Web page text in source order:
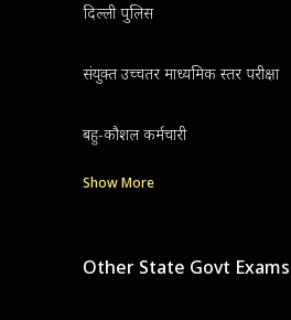
दिल्ली पुलिस
संयुक्त उच्चतर माध्यमिक स्तर परीक्षा
बहु-कौशल कर्मचारी
Show More
Other State Govt Exams